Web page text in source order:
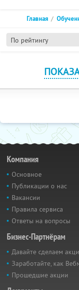
По рейтингу
Главная
Компания
Основное
Публикации о нас
Вакансии
Правила сервиса
Ответы на вопросы
Бизнес-Партнёрам
Давайте сделаем
Заработайте, как
Прошедшие акции